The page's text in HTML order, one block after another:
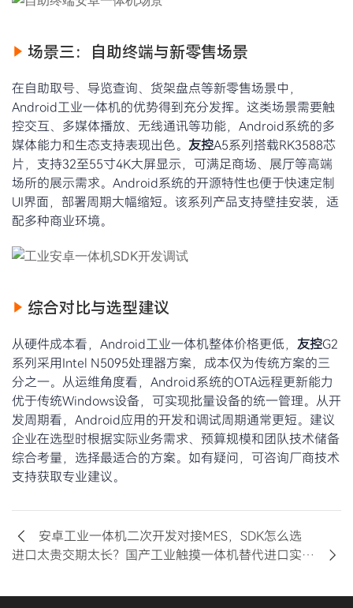
场景三：自助终端与新零售场景
在自助取号、导览查询、货架盘点等新零售场景中，
Android工业一体机的优势得到充分发挥。这类场景需要触
控交互、多媒体播放、无线通讯等功能，Android系统的多
媒体能力和生态支持表现出色。 友控A5系列搭载RK3588芯
片，支持32至55寸4K大屏显示，可满足商场、展厅等高端
场所的展示需求。Android系统的开源特性也便于快速定制
UI界面，部署周期大幅缩短。该系列产品支持壁挂安装，适
配多种商业环境。
综合对比与选型建议
从硬件成本看，Android工业一体机整体价格更低， 友控G2
系列采用Intel N5095处理器方案，成本仅为传统方案的三
分之一。从运维角度看，Android系统的OTA远程更新能力
优于传统Windows设备，可实现批量设备的统一管理。从开
发周期看，Android应用的开发和调试周期通常更短。建议
企业在选型时根据实际业务需求、预算规模和团队技术储备
综合考量，选择最适合的方案。如有疑问，可咨询厂商技术
支持获取专业建议。
安卓工业一体机二次开发对接MES，SDK怎么选
进口太贵交期太长？国产工业触摸一体机替代进口实战评估